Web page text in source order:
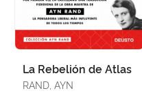
La Rebelión de Atlas
RAND, AYN